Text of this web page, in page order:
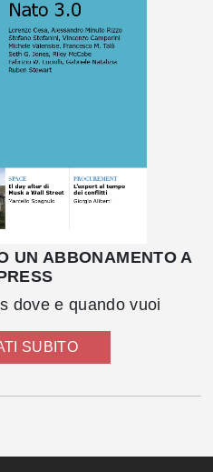
UN ABBONAMENTO A
dove e quando vuoi
SUBITO